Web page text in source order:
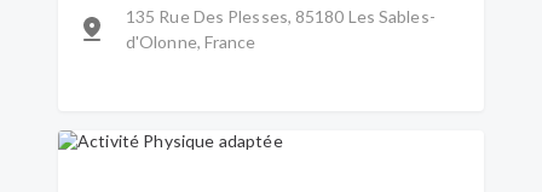
135 Rue Des Plesses, 85180 Les Sables-
d'Olonne, France